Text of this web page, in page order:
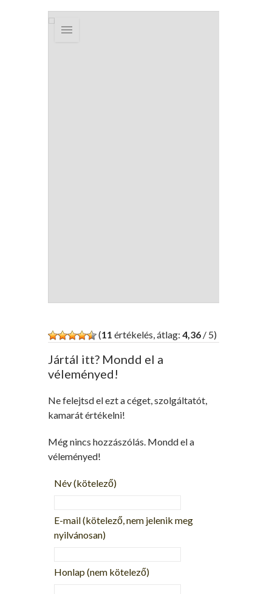
(11 értékelés, átlag: 4,36 / 5)
Jártál itt? Mondd el a
véleményed!
Ne felejtsd el ezt a céget, szolgáltatót,
kamarát értékelni!
Még nincs hozzászólás. Mondd el a
véleményed!
Név(kötelező)
E-mail(kötelező, nem jelenik meg
nyilvánosan)
Honlap (nem kötelező)